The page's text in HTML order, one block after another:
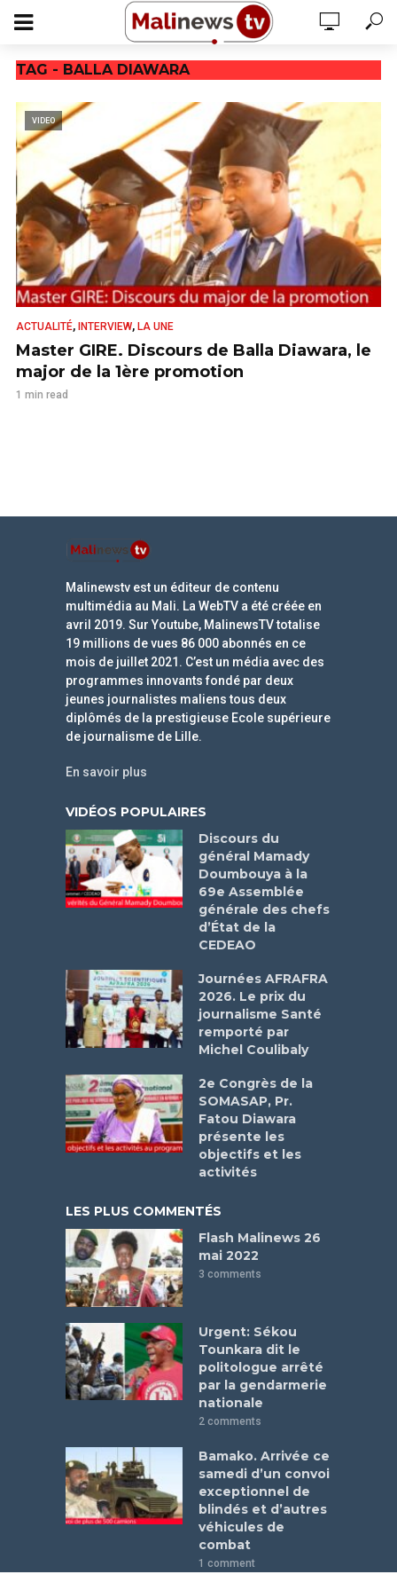
TAG - BALLA DIAWARA
VIDEO
ACTUALITÉ, INTERVIEW, LA UNE
Master GIRE. Discours de Balla Diawara, le
major de la 1ère promotion
1 min read
Malinewstv est un éditeur de contenu
multimédia au Mali. La WebTV a été créée en
avril 2019. Sur Youtube, MalinewsTV totalise
19 millions de vues 86 000 abonnés en ce
mois de juillet 2021. C’est un média avec des
programmes innovants fondé par deux
jeunes journalistes maliens tous deux
diplômés de la prestigieuse Ecole supérieure
de journalisme de Lille.
En savoir plus
VIDÉOS POPULAIRES
Discours du
général Mamady
Doumbouya à la
69e Assemblée
générale des chefs
d’État de la
CEDEAO
Journées AFRAFRA
2026. Le prix du
journalisme Santé
remporté par
Michel Coulibaly
2e Congrès de la
SOMASAP, Pr.
Fatou Diawara
présente les
objectifs et les
activités
LES PLUS COMMENTÉS
Flash Malinews 26
mai 2022
3 comments
Urgent: Sékou
Tounkara dit le
politologue arrêté
par la gendarmerie
nationale
2 comments
Bamako. Arrivée ce
samedi d’un convoi
exceptionnel de
blindés et d’autres
véhicules de
combat
1 comment